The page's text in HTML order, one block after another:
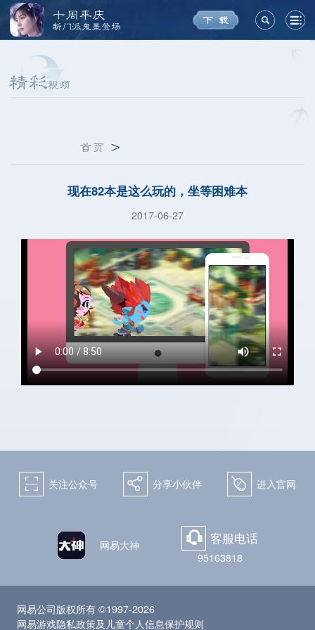
十周年庆
新门派鬼墨登场
首页 >
现在82本是这么玩的，坐等困难本
2017-06-27
򰀁 关注公众号 򰀂 分享小伙伴 򰀄 进入官网
网易大神 򰀃 客服电话
95163818
网易公司版权所有 ©1997-2026
网易游戏隐私政策及儿童个人信息保护规则